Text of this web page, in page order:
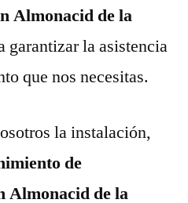
Almonacid de la
garantizar la asistencia
que nos necesitas.
la instalación,
de
Almonacid de la